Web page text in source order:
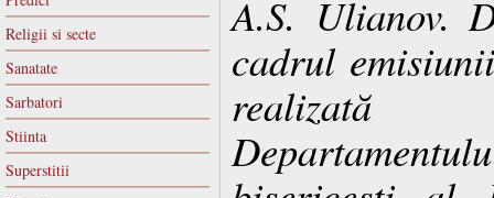
Religii si secte
Sanatate
Sarbatori
Stiinta
Superstitii
A.S. Ulianov.
cadrul
realizată